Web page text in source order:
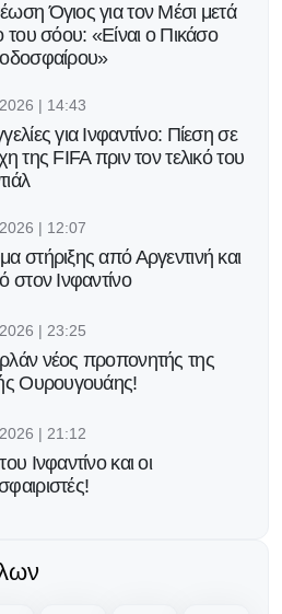
Όγιος για τον Μέσι μετά
του σόου: «Είναι ο Πικάσο
| 14:43
για Ινφαντίνο: Πίεση σε
της FIFA πριν τον τελικό του
| 12:07
στήριξης από Αργεντινή και
στον Ινφαντίνο
| 23:25
νέος προπονητής της
Ουρουγουάης!
| 21:12
Ινφαντίνο και οι
κράτησε την υπόσχεσή του
κατάκτηση του Μουντιάλ!